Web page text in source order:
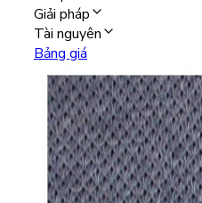
Giải pháp
Tài nguyên
Bảng giá